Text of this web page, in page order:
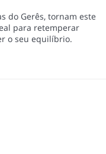
do Gerês, tornam este
para retemperar
o seu equilíbrio.